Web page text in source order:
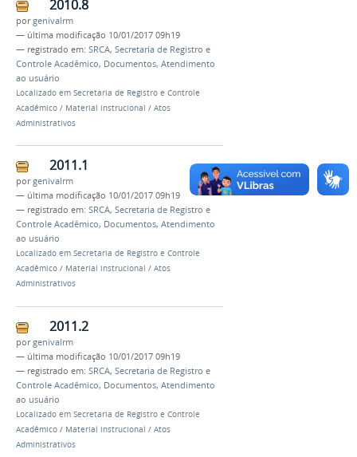
2010.8
porgenivalrm
— última modificação 10/01/2017 09h19
— registrado em: SRCA, Secretaria de Registro e
Controle Acadêmico, Documentos, Atendimento
ao usuário
Localizado em Secretaria de Registro e Controle
Acadêmico / Material instrucional / Atos
Administrativos
2011.1
porgenivalrm
— última modificação 10/01/2017 09h19
— registrado em: SRCA, Secretaria de Registro e
Controle Acadêmico, Documentos, Atendimento
ao usuário
Localizado em Secretaria de Registro e Controle
Acadêmico / Material instrucional / Atos
Administrativos
2011.2
porgenivalrm
— última modificação 10/01/2017 09h19
— registrado em: SRCA, Secretaria de Registro e
Controle Acadêmico, Documentos, Atendimento
ao usuário
Localizado em Secretaria de Registro e Controle
Acadêmico / Material instrucional / Atos
Administrativos